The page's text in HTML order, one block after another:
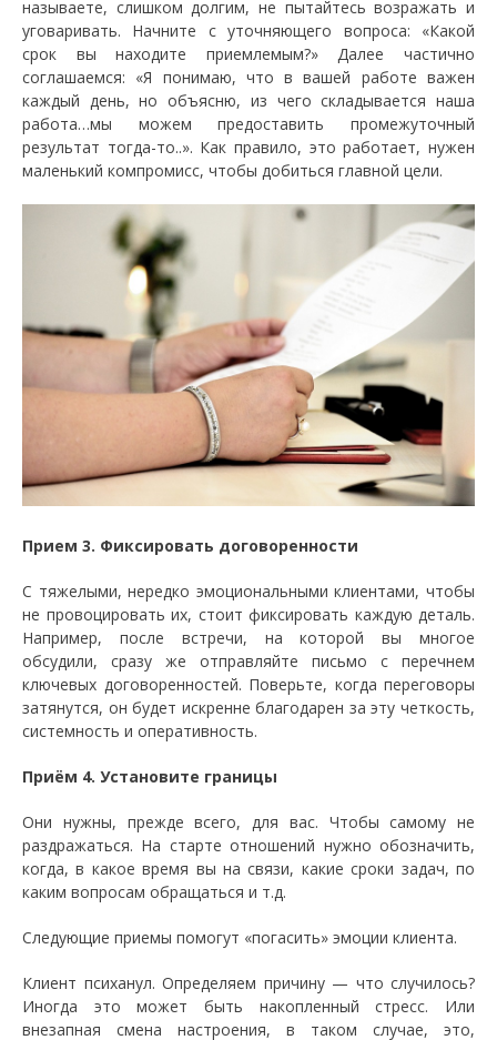
называете, слишком долгим, не пытайтесь возражать и
уговаривать. Начните с уточняющего вопроса: «Какой
срок вы находите приемлемым?» Далее частично
соглашаемся: «Я понимаю, что в вашей работе важен
каждый день, но объясню, из чего складывается наша
работа…мы можем предоставить промежуточный
результат тогда-то..». Как правило, это работает, нужен
маленький компромисс, чтобы добиться главной цели.
Прием 3. Фиксировать договоренности
С тяжелыми, нередко эмоциональными клиентами, чтобы
не провоцировать их, стоит фиксировать каждую деталь.
Например, после встречи, на которой вы многое
обсудили, сразу же отправляйте письмо с перечнем
ключевых договоренностей. Поверьте, когда переговоры
затянутся, он будет искренне благодарен за эту четкость,
системность и оперативность.
Приём 4. Установите границы
Они нужны, прежде всего, для вас. Чтобы самому не
раздражаться. На старте отношений нужно обозначить,
когда, в какое время вы на связи, какие сроки задач, по
каким вопросам обращаться и т.д.
Следующие приемы помогут «погасить» эмоции клиента.
Клиент психанул. Определяем причину — что случилось?
Иногда это может быть накопленный стресс. Или
внезапная смена настроения, в таком случае, это,